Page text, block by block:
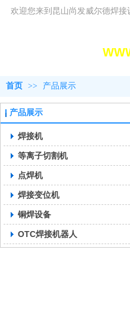
欢迎您来到昆山尚发威尔德焊接
首页 >> 产品展示
产品展示
焊接机
等离子切割机
点焊机
焊接变位机
铜焊设备
OTC焊接机器人